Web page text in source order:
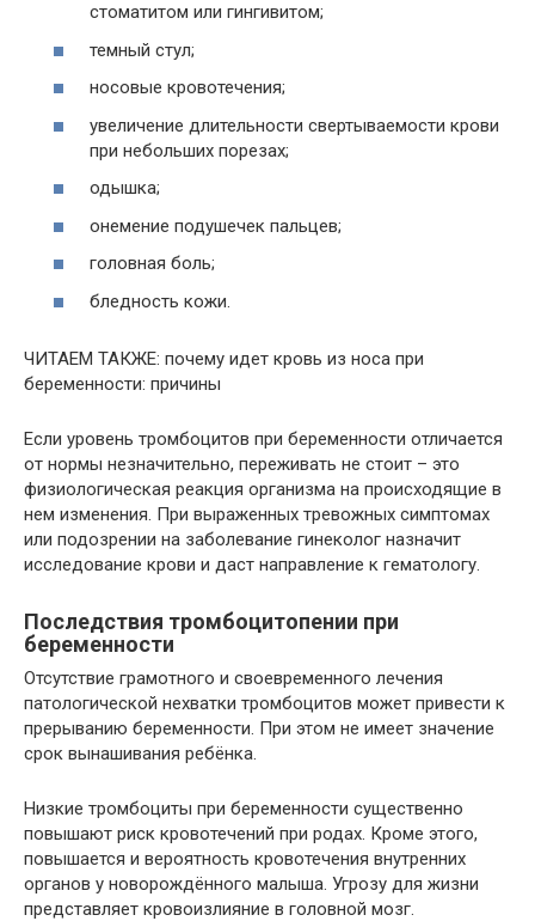
стоматитом или гингивитом;
темный стул;
носовые кровотечения;
увеличение длительности свертываемости крови
при небольших порезах;
одышка;
онемение подушечек пальцев;
головная боль;
бледность кожи.
ЧИТАЕМ ТАКЖЕ: почему идет кровь из носа при
беременности: причины
Если уровень тромбоцитов при беременности отличается
от нормы незначительно, переживать не стоит – это
физиологическая реакция организма на происходящие в
нем изменения. При выраженных тревожных симптомах
или подозрении на заболевание гинеколог назначит
исследование крови и даст направление к гематологу.
Последствия тромбоцитопении при
беременности
Отсутствие грамотного и своевременного лечения
патологической нехватки тромбоцитов может привести к
прерыванию беременности. При этом не имеет значение
срок вынашивания ребёнка.
Низкие тромбоциты при беременности существенно
повышают риск кровотечений при родах. Кроме этого,
повышается и вероятность кровотечения внутренних
органов у новорождённого малыша. Угрозу для жизни
представляет кровоизлияние в головной мозг.